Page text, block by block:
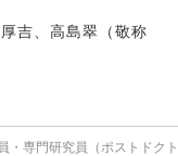
吉、高島翠（敬称
・専門研究員（ポストドクト